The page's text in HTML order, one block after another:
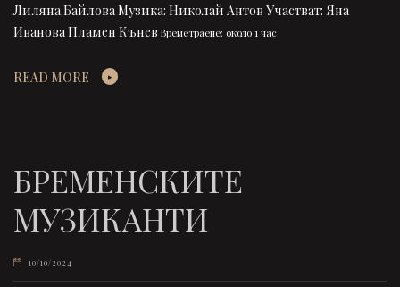
Лиляна Байлова Музика: Николай Антов Участват: Яна
Иванова Пламен Кънев Времетраене: около 1 час
READ MORE
БРЕМЕНСКИТЕ
МУЗИКАНТИ
10/10/2024